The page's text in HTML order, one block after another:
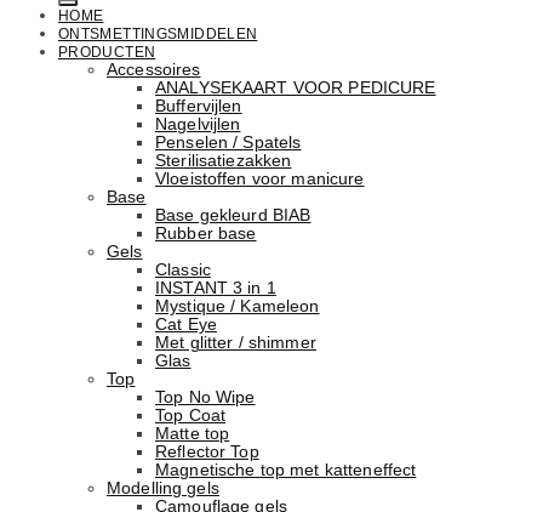
HOME
ONTSMETTINGSMIDDELEN
PRODUCTEN
Accessoires
ANALYSEKAART VOOR PEDICURE
Buffervijlen
Nagelvijlen
Penselen / Spatels
Sterilisatiezakken
Vloeistoffen voor manicure
Base
Basе gekleurd BIAB
Rubber basе
Gels
Classic
INSTANT 3 in 1
Mystique / Kameleon
Cat Eye
Met glitter / shimmer
Glas
Top
Top No Wipe
Top Coat
Matte top
Reflector Top
Magnetische top met katteneffect
Modelling gels
Camouflage gels